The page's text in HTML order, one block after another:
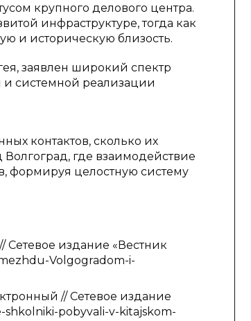
крупного делового центра.
инфраструктуре, тогда как
и историческую близость.
заявлен широкий спектр
и системной реализации
контактов, сколько их
Волгоград, где взаимодействие
формируя целостную систему
издание «Вестник
Volgogradom-i-
// Сетевое издание
shkolniki-pobyvali-v-kitajskom-